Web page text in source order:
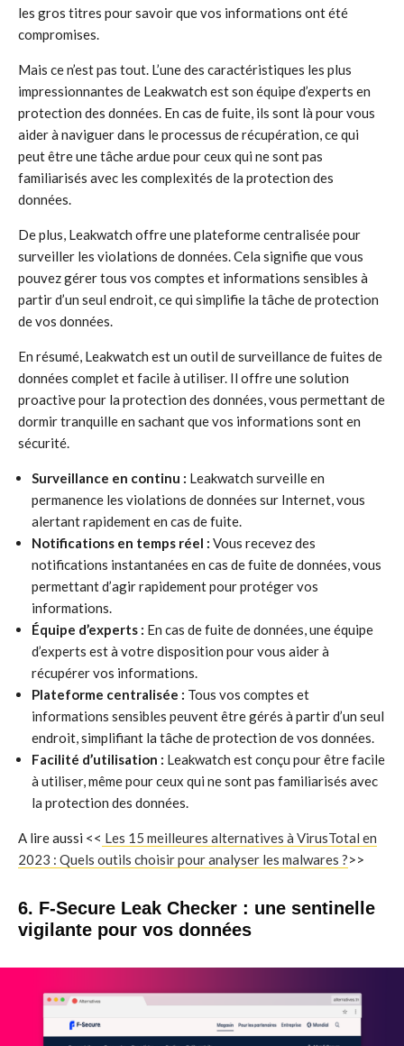
les gros titres pour savoir que vos informations ont été
compromises.
Mais ce n’est pas tout. L’une des caractéristiques les plus
impressionnantes de Leakwatch est son équipe d’experts en
protection des données. En cas de fuite, ils sont là pour vous
aider à naviguer dans le processus de récupération, ce qui
peut être une tâche ardue pour ceux qui ne sont pas
familiarisés avec les complexités de la protection des
données.
De plus, Leakwatch offre une plateforme centralisée pour
surveiller les violations de données. Cela signifie que vous
pouvez gérer tous vos comptes et informations sensibles à
partir d’un seul endroit, ce qui simplifie la tâche de protection
de vos données.
En résumé, Leakwatch est un outil de surveillance de fuites de
données complet et facile à utiliser. Il offre une solution
proactive pour la protection des données, vous permettant de
dormir tranquille en sachant que vos informations sont en
sécurité.
Surveillance en continu : Leakwatch surveille en
permanence les violations de données sur Internet, vous
alertant rapidement en cas de fuite.
Notifications en temps réel : Vous recevez des
notifications instantanées en cas de fuite de données, vous
permettant d’agir rapidement pour protéger vos
informations.
Équipe d’experts : En cas de fuite de données, une équipe
d’experts est à votre disposition pour vous aider à
récupérer vos informations.
Plateforme centralisée : Tous vos comptes et
informations sensibles peuvent être gérés à partir d’un seul
endroit, simplifiant la tâche de protection de vos données.
Facilité d’utilisation : Leakwatch est conçu pour être facile
à utiliser, même pour ceux qui ne sont pas familiarisés avec
la protection des données.
A lire aussi << Les 15 meilleures alternatives à VirusTotal en
2023 : Quels outils choisir pour analyser les malwares ?>>
6. F-Secure Leak Checker : une sentinelle
vigilante pour vos données